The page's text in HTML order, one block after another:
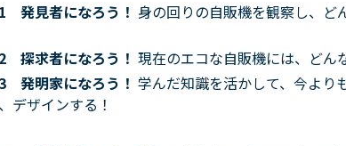
発見者になろう！ 身の回りの自販機を観察し、ど
探求者になろう！ 現在のエコな自販機には、どん
発明家になろう！ 学んだ知識を活かして、今より
デザインする！